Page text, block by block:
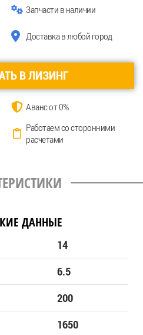
Запчасти в наличии
Доставка в любой город
В ЛИЗИНГ
Аванс от 0%
Работаем со сторонними
расчетами
ДАННЫЕ
14
6.5
200
1650